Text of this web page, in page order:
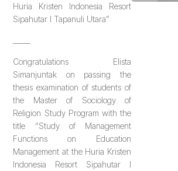
Huria Kristen Indonesia Resort
Sipahutar I Tapanuli Utara”
Congratulations Elista
Simanjuntak on passing the
thesis examination of students of
the Master of Sociology of
Religion Study Program with the
title “Study of Management
Functions on Education
Management at the Huria Kristen
Indonesia Resort Sipahutar I